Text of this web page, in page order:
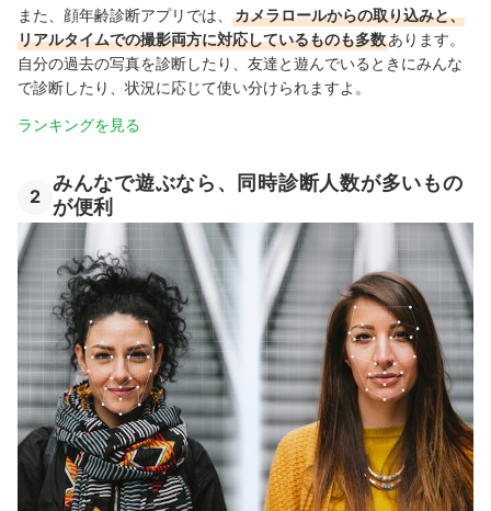
また、顔年齢診断アプリでは、
カメラロールからの取り込みと、
リアルタイムでの撮影両方に対応しているものも多数あります。
自分の過去の写真を診断したり、友達と遊んでいるときにみんな
で診断したり、状況に応じて使い分けられますよ。
ランキングを見る
2
みんなで遊ぶなら、同時診断人数が多いもの
が便利